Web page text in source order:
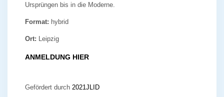
Ursprüngen bis in die Moderne.
Format: hybrid
Ort: Leipzig
ANMELDUNG HIER
Gefördert durch 2021JLID